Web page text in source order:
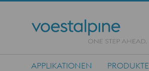
APPLIKATIONEN PRODUKTE